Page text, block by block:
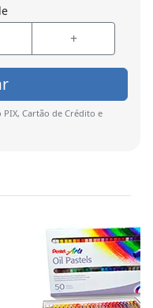
+
Cartão de Crédito e